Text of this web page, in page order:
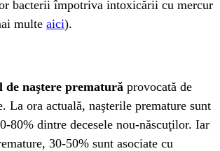
bacterii împotriva intoxicării cu mercur
multe aici).
de naştere prematură provocată de
La ora actuală, naşterile premature sunt
80% dintre decesele nou-născuţilor. Iar
30-50% sunt asociate cu